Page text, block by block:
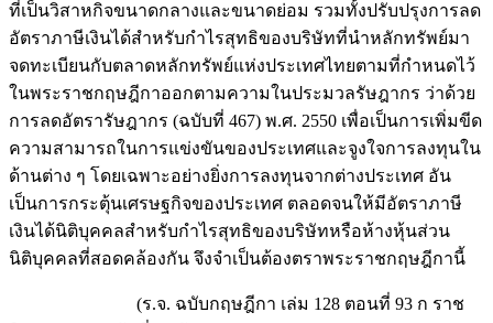
ที่เป็นวิสาหกิจขนาดกลางและขนาดย่อม รวมทั้งปรับปรุงการลด
อัตราภาษีเงินได้สำหรับกำไรสุทธิของบริษัทที่นำหลักทรัพย์มา
จดทะเบียนกับตลาดหลักทรัพย์แห่งประเทศไทยตามที่กำหนดไว้
ในพระราชกฤษฎีกาออกตามความในประมวลรัษฎากร ว่าด้วย
การลดอัตรารัษฎากร (ฉบับที่ 467) พ.ศ. 2550 เพื่อเป็นการเพิ่มขีด
ความสามารถในการแข่งขันของประเทศและจูงใจการลงทุนใน
ด้านต่าง ๆ โดยเฉพาะอย่างยิ่งการลงทุนจากต่างประเทศ อัน
เป็นการกระตุ้นเศรษฐกิจของประเทศ ตลอดจนให้มีอัตราภาษี
เงินได้นิติบุคคลสำหรับกำไรสุทธิของบริษัทหรือห้างหุ้นส่วน
นิติบุคคลที่สอดคล้องกัน จึงจำเป็นต้องตราพระราชกฤษฎีกานี้
(ร.จ. ฉบับกฤษฎีกา เล่ม 128 ตอนที่ 93 ก ราช